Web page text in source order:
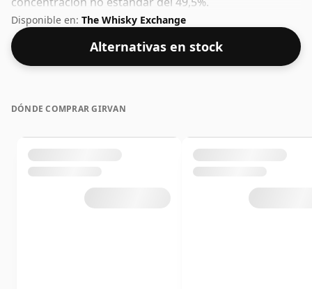
Disponible en: The Whisky Exchange
Alternativas en stock
DÓNDE COMPRAR GIRVAN